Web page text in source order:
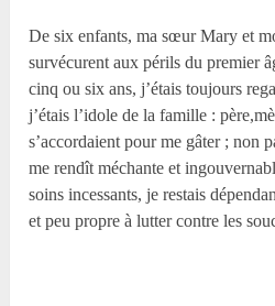
De six enfants, ma sœur Mary et
survécurent aux périls du premier
cinq ou six ans, j’étais toujours
j’étais l’idole de la famille :
s’accordaient pour me gâter ; non
me rendît méchante et
soins incessants, je restais
et peu propre à lutter contre les